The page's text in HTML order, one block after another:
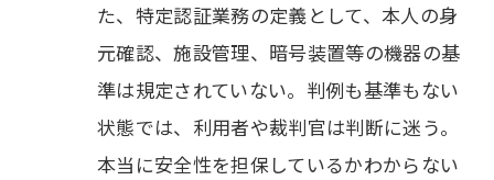
た、特定認証業務の定義として、本人の身
元確認、施設管理、暗号装置等の機器の基
準は規定されていない。判例も基準もない
状態では、利用者や裁判官は判断に迷う。
本当に安全性を担保しているかわからない